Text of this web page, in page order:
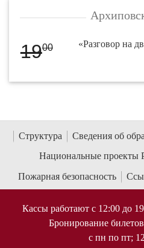
1900 «Разговор на
Структура
Сведения об
Национальные проекты
Пожарная безопасность
Кассы работают с 12:00 до
Бронирование
с пн по пт;